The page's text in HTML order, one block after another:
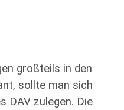
großteils in den
sollte man sich
DAV zulegen. Die